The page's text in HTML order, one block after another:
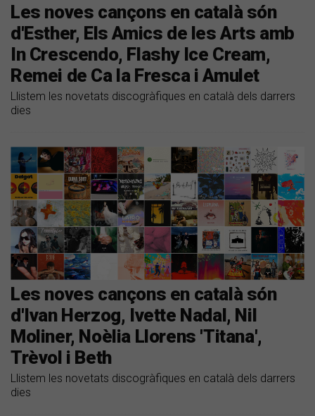
Les noves cançons en català són
d'Esther, Els Amics de les Arts amb
In Crescendo, Flashy Ice Cream,
Remei de Ca la Fresca i Amulet
Llistem les novetats discogràfiques en català dels darrers
dies
Les noves cançons en català són
d'Ivan Herzog, Ivette Nadal, Nil
Moliner, Noèlia Llorens 'Titana',
Trèvol i Beth
Llistem les novetats discogràfiques en català dels darrers
dies